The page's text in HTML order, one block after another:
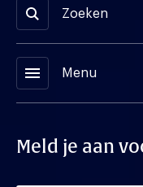
Zoeken
menu Menu
Meld je aan